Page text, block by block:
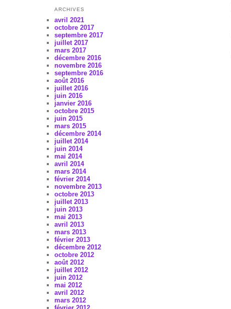
ARCHIVES
avril 2021
octobre 2017
septembre 2017
juillet 2017
mars 2017
décembre 2016
novembre 2016
septembre 2016
août 2016
juillet 2016
juin 2016
janvier 2016
octobre 2015
juin 2015
mars 2015
décembre 2014
juillet 2014
juin 2014
mai 2014
avril 2014
mars 2014
février 2014
novembre 2013
octobre 2013
juillet 2013
juin 2013
mai 2013
avril 2013
mars 2013
février 2013
décembre 2012
octobre 2012
août 2012
juillet 2012
juin 2012
mai 2012
avril 2012
mars 2012